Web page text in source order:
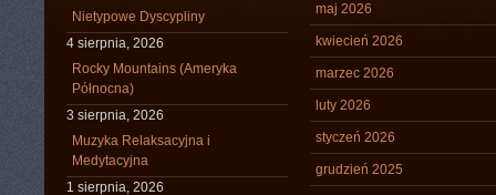
Nietypowe Dyscypliny
4 sierpnia, 2026
Rocky Mountains (Ameryka
Północna)
3 sierpnia, 2026
Muzyka Relaksacyjna i
Medytacyjna
1 sierpnia, 2026
maj 2026
kwiecień 2026
marzec 2026
luty 2026
styczeń 2026
grudzień 2025